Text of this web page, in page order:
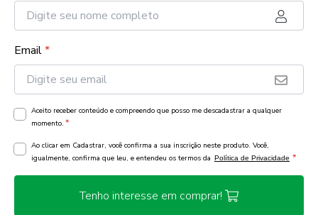
Email*
Aceito receber conteúdo e compreendo que posso me descadastrar a qualquer
momento. *
Ao clicar em Cadastrar, você confirma a sua inscrição neste produto. Você,
igualmente, confirma que leu, e entendeu os termos da Política de Privacidade *
Tenho interesse em comprar!